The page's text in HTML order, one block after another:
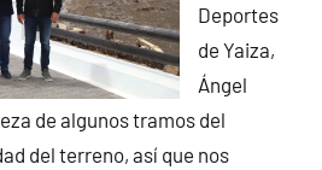
Deportes
de Yaiza,
Ángel
de algunos tramos del
del terreno, así que nos